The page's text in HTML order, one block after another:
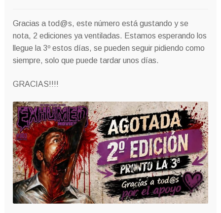
Gracias a tod@s, este número está gustando y se
nota, 2 ediciones ya ventiladas. Estamos esperando los
llegue la 3º estos días, se pueden seguir pidiendo como
siempre, solo que puede tardar unos días.
GRACIAS!!!!